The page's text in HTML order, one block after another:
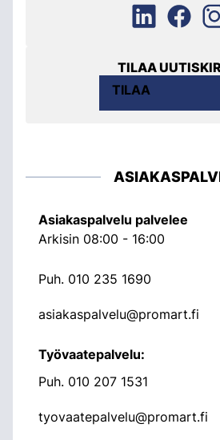
TILAA
TILAA
Asiakaspalvelu palvelee
Arkisin 08:00 - 16:00
Puh. 010 235 1690
asiakaspalvelu@promart.fi
Työvaatepalvelu:
Puh. 010 207 1531
tyovaatepalvelu@promart.fi